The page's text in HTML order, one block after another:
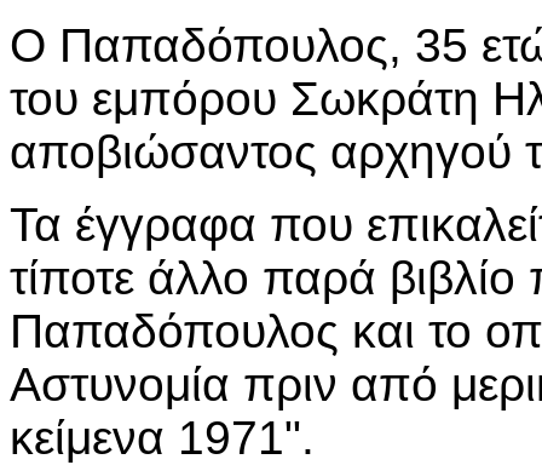
Ο Παπαδόπουλος, 35
του εμπόρου Σωκράτη
αποβιώσαντος αρχηγού
Τα έγγραφα που
τίποτε άλλο παρά βιβλίο
Παπαδόπουλος και το
Αστυνομία πριν από
κείμενα 1971".